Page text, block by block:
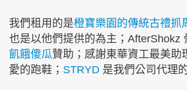
我們租用的是橙寶樂園的傳統古禮抓
也是以他們提供的為主；AfterShokz
飢餓傻瓜贊助；感謝東華資工最美助
愛的跑鞋； STRYD 是我們公司代理